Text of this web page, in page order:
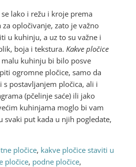
lako i režu i kroje prema
opločivanje, zato je važno
u kuhinju, a uz to su važne i
boja i tekstura. Kakve pločice
malu kuhinju bi bilo posve
ogromne pločice, samo da
s postavljanjem pločica, ali i
(pčelinje saće) ili jako
kuhinjama moglo bi vam
svaki put kada u njih pogledate,
pločice, kakve pločice staviti u
pločice, podne pločice,